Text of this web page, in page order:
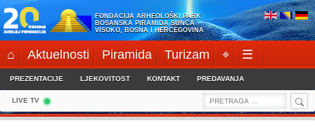
Skip
to
content
FONDACIJA ARHEOLOŠKI PARK:
BOSANSKA PIRAMIDA SUNCA
VISOKO, BOSNA I HERCEGOVINA
⌂ Aktuelnosti Piramida Turizam ⌖ ☰
PREZENTACIJE LJEKOVITOST KONTAKT PREDAVANJA
LIVE TV
Search
for: